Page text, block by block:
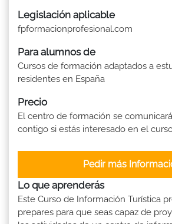
Legislación aplicable
fpformacionprofesional.com
Para alumnos de
Cursos de formación adaptados a
residentes en España
Precio
El centro de formación se
contigo si estás interesado en el
Pedir más
Lo que aprenderás
Este Curso de Información Turística
prepares para que seas capaz de